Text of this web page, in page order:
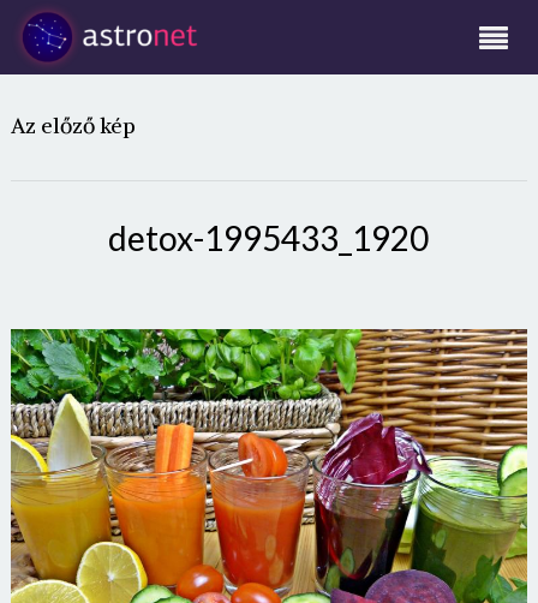
Az előző kép
detox-1995433_1920